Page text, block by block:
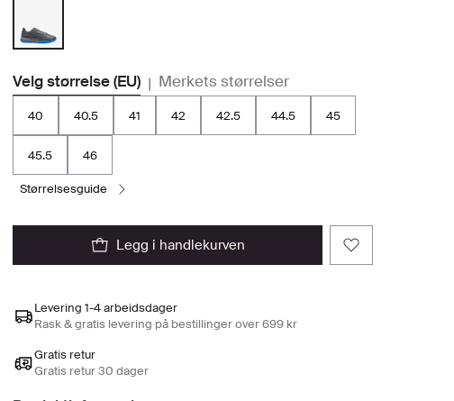
Velg størrelse (EU) | Merkets størrelser
40 40.5 41 42 42.5 44.5 45
45.5 46
størrelsesguide
legg i handlekurven
Levering 1-4 arbeidsdager
Rask & gratis levering på bestillinger over 699 kr
Gratis retur
Gratis retur 30 dager